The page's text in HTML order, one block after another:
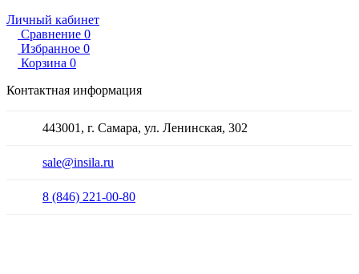
Личный кабинет
Сравнение 0
Избранное 0
Корзина 0
Контактная информация
443001, г. Самара, ул. Ленинская, 302
sale@insila.ru
8 (846) 221-00-80